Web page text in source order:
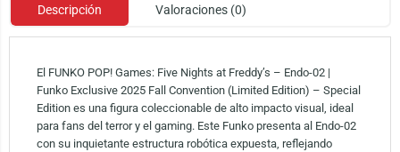
Descripción Valoraciones (0)
El FUNKO POP! Games: Five Nights at Freddy’s – Endo-02 |
Funko Exclusive 2025 Fall Convention (Limited Edition) – Special
Edition es una figura coleccionable de alto impacto visual, ideal
para fans del terror y el gaming. Este Funko presenta al Endo-02
con su inquietante estructura robótica expuesta, reflejando